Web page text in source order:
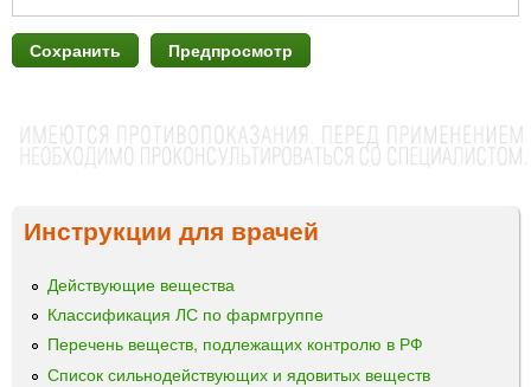
Инструкции для врачей
Действующие вещества
Классификация ЛС по фармгруппе
Перечень веществ, подлежащих контролю в РФ
Список сильнодействующих и ядовитых веществ